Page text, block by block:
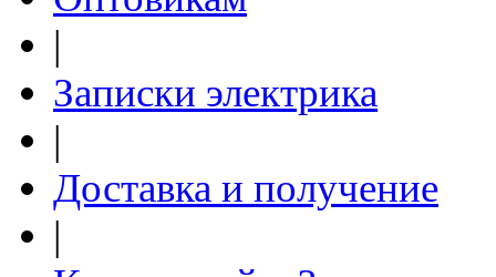
|
Записки электрика
|
Доставка и получение
|